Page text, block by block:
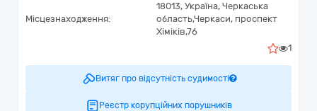
Місцезнаходження:
18013, Україна, Черкаська
область,Черкаси, проспект
Хіміків,76
1
Витяг про відсутність судимості
Реєстр корупційних порушників